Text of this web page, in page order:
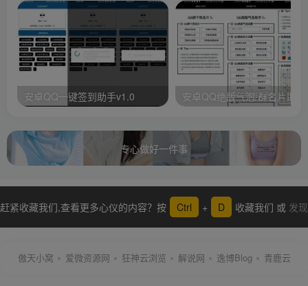
安卓QQ一键签到助手v1.0 安卓QQ绝版气泡/群名片助手
专心做好一件事
赶紧收藏我们,查看更多心仪的内容？按 Ctrl + D 收藏我们 或 发现
傲天小窝 爱微资源网 狂神云浏览 解说网 逸博Blog 青鹿云